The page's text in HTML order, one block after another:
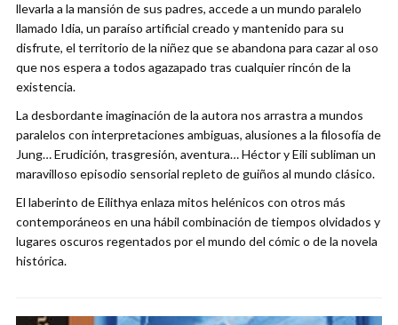
llevarla a la mansión de sus padres, accede a un mundo paralelo
llamado Idia, un paraíso artificial creado y mantenido para su
disfrute, el territorio de la niñez que se abandona para cazar al oso
que nos espera a todos agazapado tras cualquier rincón de la
existencia.
La desbordante imaginación de la autora nos arrastra a mundos
paralelos con interpretaciones ambiguas, alusiones a la filosofía de
Jung… Erudición, trasgresión, aventura… Héctor y Eili subliman un
maravilloso episodio sensorial repleto de guiños al mundo clásico.
El laberinto de Eilithya enlaza mitos helénicos con otros más
contemporáneos en una hábil combinación de tiempos olvidados y
lugares oscuros regentados por el mundo del cómic o de la novela
histórica.